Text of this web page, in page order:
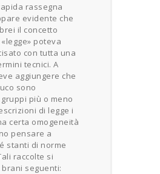
rassegna
evidente che
il concetto
poteva
con tutta una
tecnici. A
aggiungere che
sono
più o meno
di legge i
certa omogeneità
pensare a
stanti di norme
raccolte si
seguenti: